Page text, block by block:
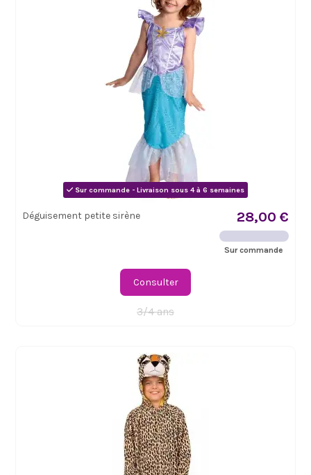
Sur commande - Livraison sous 4 à 6 semaines
Déguisement petite sirène 28,00 €
Sur commande
Consulter
3/4 ans